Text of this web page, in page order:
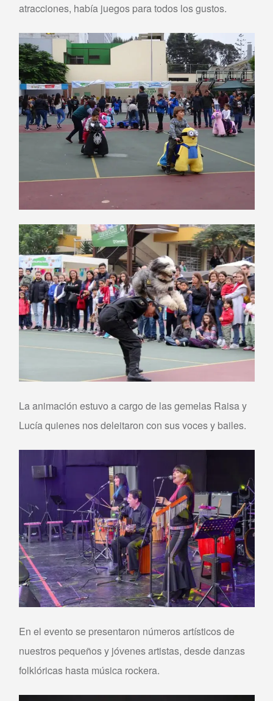
atracciones, había juegos para todos los gustos.
La animación estuvo a cargo de las gemelas Raisa y
Lucía quienes nos deleitaron con sus voces y bailes.
En el evento se presentaron números artísticos de
nuestros pequeños y jóvenes artistas, desde danzas
folklóricas hasta música rockera.